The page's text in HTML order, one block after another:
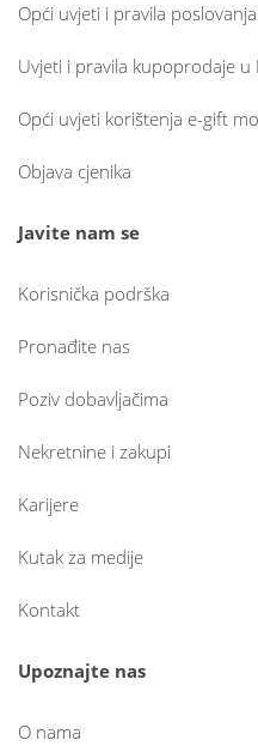
Opći uvjeti i pravila
Uvjeti i pravila kupoprodaje
Opći uvjeti korištenja e-gift
Objava cjenika
Javite nam se
Korisnička podrška
Pronađite nas
Poziv dobavljačima
Nekretnine i zakupi
Karijere
Kutak za medije
Kontakt
Upoznajte nas
O nama